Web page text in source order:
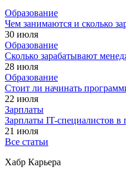
Образование
Чем занимаются и сколько
30 июля
Образование
Сколько зарабатывают
28 июля
Образование
Стоит ли начинать
22 июля
Зарплаты
Зарплаты IT-специалистов
21 июля
Все статьи
Хабр Карьера